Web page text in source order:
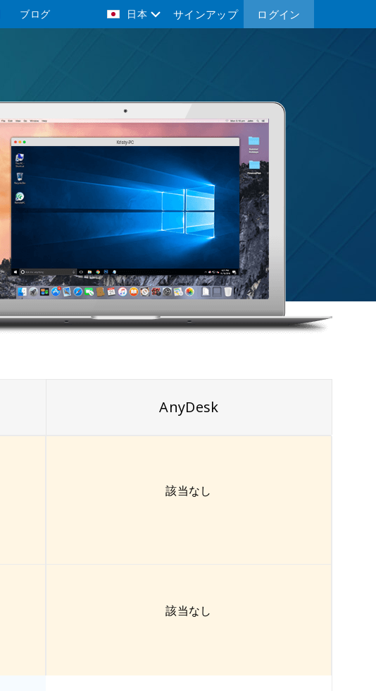
ブログ 日本 ログイン
サインアップ
AnyDesk
該当なし
該当なし